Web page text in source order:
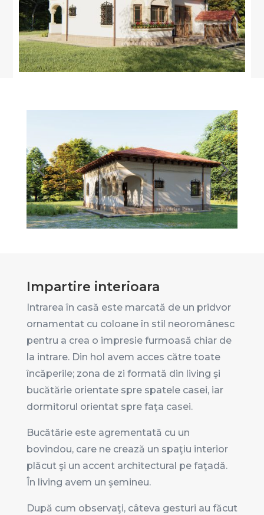
Impartire interioara
Intrarea în casă este marcată de un pridvor
ornamentat cu coloane în stil neoromânesc
pentru a crea o impresie furmoasă chiar de
la intrare. Din hol avem acces către toate
încăperile; zona de zi formată din living şi
bucătărie orientate spre spatele casei, iar
dormitorul orientat spre faţa casei.
Bucătărie este agrementată cu un
bovindou, care ne crează un spaţiu interior
plăcut şi un accent architectural pe faţadă.
În living avem un şemineu.
După cum observaţi, câteva gesturi au făcut